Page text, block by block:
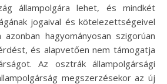
állampolgára lehet, és mindkét
jogaival és kötelezettségeivel
azonban hagyományosan szigorúan
és alapvetően nem támogatja
Az osztrák állampolgársági
megszerzésekor az új